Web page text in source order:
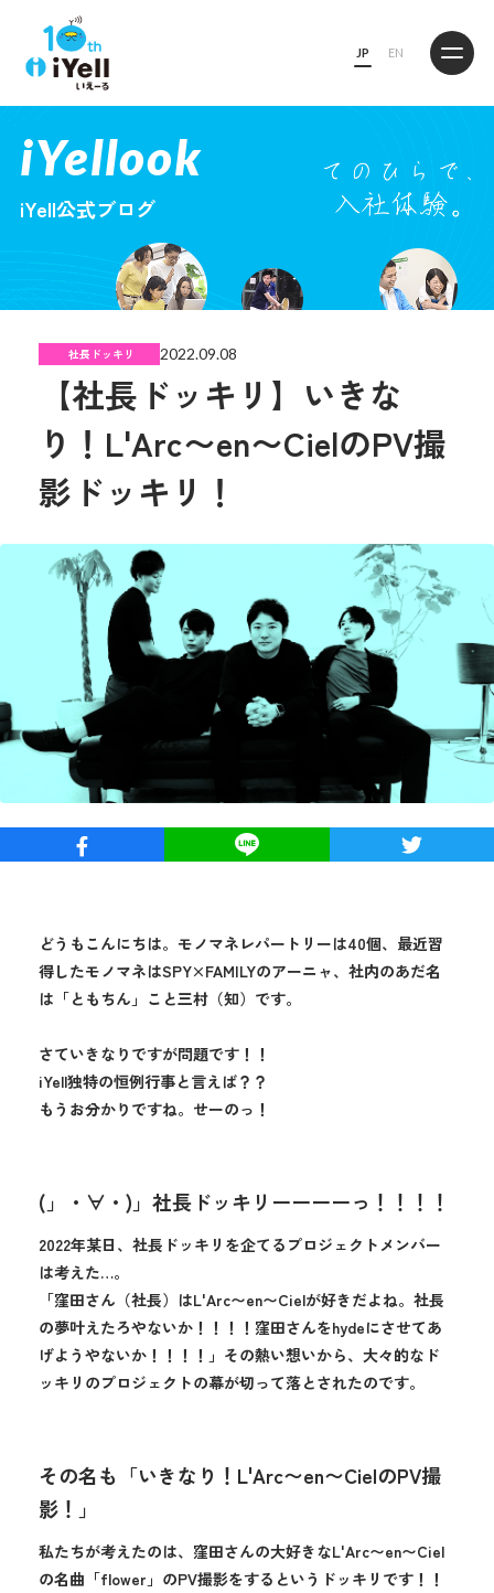
JP EN
iYellook
iYell公式ブログ
社長ドッキリ 2022.09.08
【社長ドッキリ】いきな
り！L'Arc〜en〜CielのPV撮
影ドッキリ！
どうもこんにちは。モノマネレパートリーは40個、最近習
得したモノマネはSPY×FAMILYのアーニャ、社内のあだ名
は「ともちん」こと三村（知）です。
さていきなりですが問題です！！
iYell独特の恒例行事と言えば？？
もうお分かりですね。せーのっ！
(」・∀・)」社長ドッキリーーーーっ！！！！
2022年某日、社長ドッキリを企てるプロジェクトメンバー
は考えた…。
「窪田さん（社長）はL'Arc〜en〜Cielが好きだよね。社長
の夢叶えたろやないか！！！！窪田さんをhydeにさせてあ
げようやないか！！！！」その熱い想いから、大々的なド
ッキリのプロジェクトの幕が切って落とされたのです。
その名も「いきなり！L'Arc〜en〜CielのPV撮
影！」
私たちが考えたのは、窪田さんの大好きなL'Arc〜en〜Ciel
の名曲「flower」のPV撮影をするというドッキリです！！